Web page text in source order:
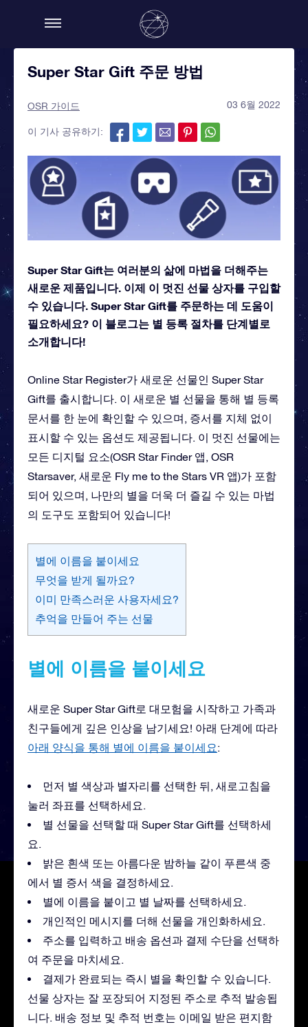
Super Star Gift 주문 방법
OSR 가이드 03 6월 2022
이 기사 공유하기:
Super Star Gift는 여러분의 삶에 마법을 더해주는
새로운 제품입니다. 이제 이 멋진 선물 상자를 구입할
수 있습니다. Super Star Gift를 주문하는 데 도움이
필요하세요? 이 블로그는 별 등록 절차를 단계별로
소개합니다!
Online Star Register가 새로운 선물인 Super Star
Gift를 출시합니다. 이 새로운 별 선물을 통해 별 등록
문서를 한 눈에 확인할 수 있으며, 증서를 지체 없이
표시할 수 있는 옵션도 제공됩니다. 이 멋진 선물에는
모든 디지털 요소(OSR Star Finder 앱, OSR
Starsaver, 새로운 Fly me to the Stars VR 앱)가 포함
되어 있으며, 나만의 별을 더욱 더 즐길 수 있는 마법
의 도구도 포함되어 있습니다!
별에 이름을 붙이세요
무엇을 받게 될까요?
이미 만족스러운 사용자세요?
추억을 만들어 주는 선물
별에 이름을 붙이세요
새로운 Super Star Gift로 대모험을 시작하고 가족과
친구들에게 깊은 인상을 남기세요! 아래 단계에 따라
아래 양식을 통해 별에 이름을 붙이세요:
먼저 별 색상과 별자리를 선택한 뒤, 새로고침을
눌러 좌표를 선택하세요.
별 선물을 선택할 때 Super Star Gift를 선택하세
요.
밝은 흰색 또는 아름다운 밤하늘 같이 푸른색 중
에서 별 증서 색을 결정하세요.
별에 이름을 붙이고 별 날짜를 선택하세요.
개인적인 메시지를 더해 선물을 개인화하세요.
주소를 입력하고 배송 옵션과 결제 수단을 선택하
여 주문을 마치세요.
결제가 완료되는 즉시 별을 확인할 수 있습니다.
선물 상자는 잘 포장되어 지정된 주소로 추적 발송됩
니다. 배송 정보 및 추적 번호는 이메일 받은 편지함